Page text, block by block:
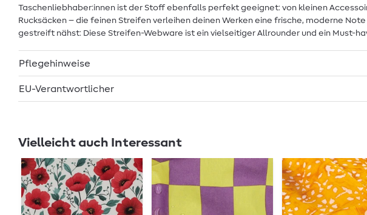
Taschenliebhaber:innen ist der Stoff ebenfalls perfekt geeignet: von kleinen
Rucksäcken – die feinen Streifen verleihen deinen Werken eine frische, moderne
gestreift nähst: Diese Streifen-Webware ist ein vielseitiger Allrounder und ein Must-
Pflegehinweise
EU-Verantwortlicher
Vielleicht auch Interessant